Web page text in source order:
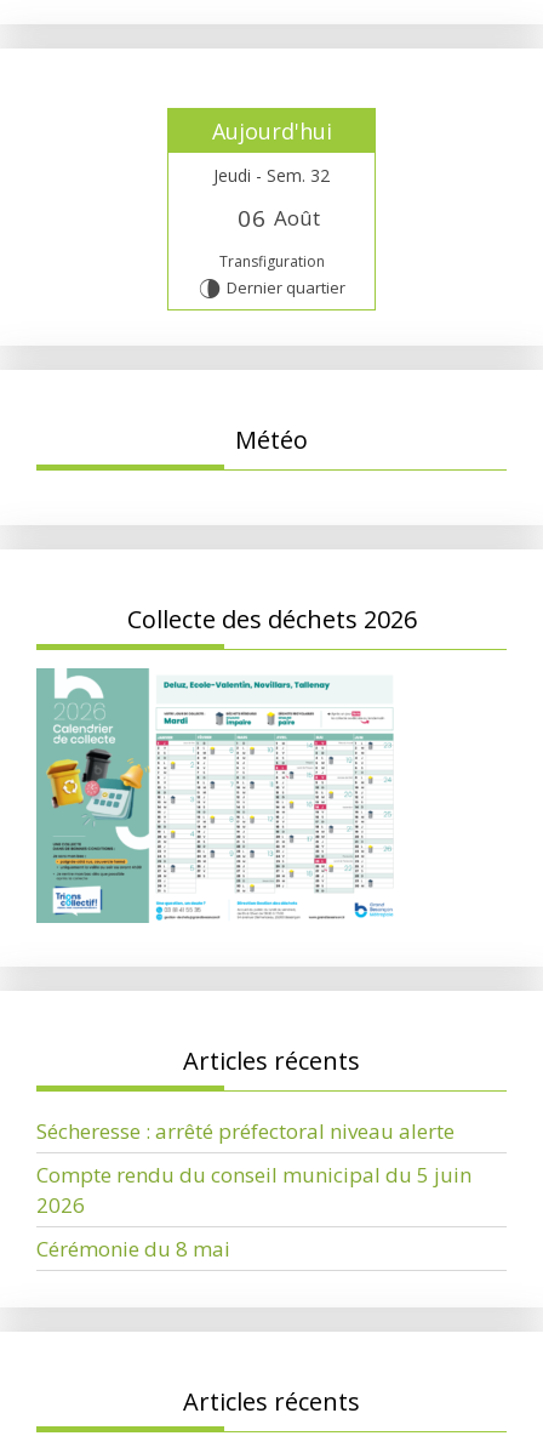
Aujourd'hui
Jeudi - Sem. 32
06 Août
Transfiguration
U Dernier quartier
Météo
Collecte des déchets 2026
Articles récents
Sécheresse : arrêté préfectoral niveau alerte
Compte rendu du conseil municipal du 5 juin
2026
Cérémonie du 8 mai
Articles récents